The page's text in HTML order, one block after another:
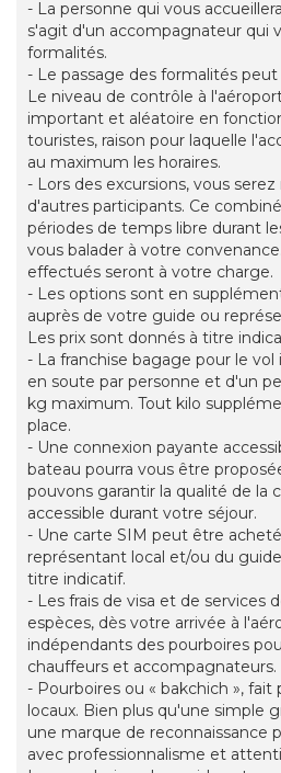
- La personne qui vous
s'agit d'un accompagnateur qui
formalités.
- Le passage des formalités
Le niveau de contrôle à
important et aléatoire en
touristes, raison pour laquelle
au maximum les horaires.
- Lors des excursions, vous
d'autres participants. Ce
périodes de temps libre durant
vous balader à votre
effectués seront à votre charge.
- Les options sont en
auprès de votre guide ou
Les prix sont donnés à titre
- La franchise bagage pour le
en soute par personne et d'un
kg maximum. Tout kilo
place.
- Une connexion payante
bateau pourra vous être
pouvons garantir la qualité de la
accessible durant votre séjour.
- Une carte SIM peut être
représentant local et/ou du
titre indicatif.
- Les frais de visa et de services
espèces, dès votre arrivée à
indépendants des pourboires
chauffeurs et accompagnateurs.
- Pourboires ou « bakchich », fait
locaux. Bien plus qu'une simple
une marque de reconnaissance
avec professionnalisme et